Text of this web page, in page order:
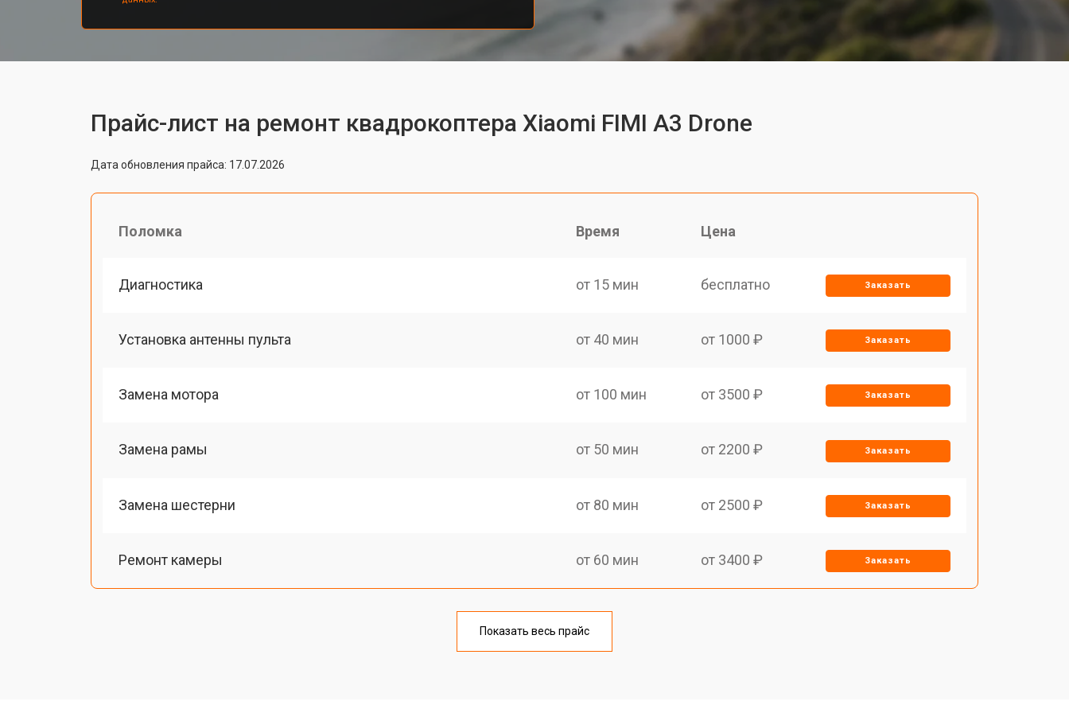
Прайс-лист на ремонт квадрокоптера Xiaomi FIMI A3 Drone
Дата обновления прайса: 17.07.2026
Поломка Время Цена
Диагностика от 15 мин бесплатно Заказать
Установка антенны пульта от 40 мин от 1000 ₽ Заказать
Замена мотора от 100 мин от 3500 ₽ Заказать
Замена рамы от 50 мин от 2200 ₽ Заказать
Замена шестерни от 80 мин от 2500 ₽ Заказать
Ремонт камеры от 60 мин от 3400 ₽ Заказать
от 80 мин
Показать весь прайс